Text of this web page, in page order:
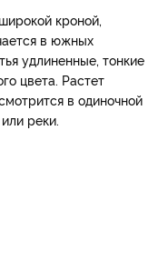
кроной,
в южных
удлиненные, тонкие
цвета. Растет
в одиночной
реки.